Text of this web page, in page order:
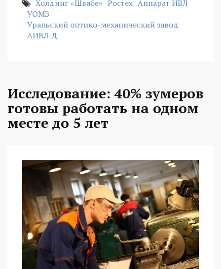
Холдинг «Швабе» Ростех Аппарат ИВЛ
УОМЗ
Уральский оптико-механический завод
АИВЛ-Д
Исследование: 40% зумеров
готовы работать на одном
месте до 5 лет